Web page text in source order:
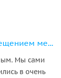
Галле: кулинарное путешествие с посещением местного рынка и мастер-классом
Мы сами
в очень